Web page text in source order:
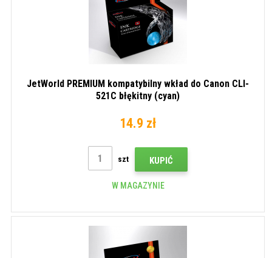
JetWorld PREMIUM kompatybilny wkład do Canon CLI-
521C błękitny (cyan)
14.9 zł
szt KUPIĆ
W MAGAZYNIE